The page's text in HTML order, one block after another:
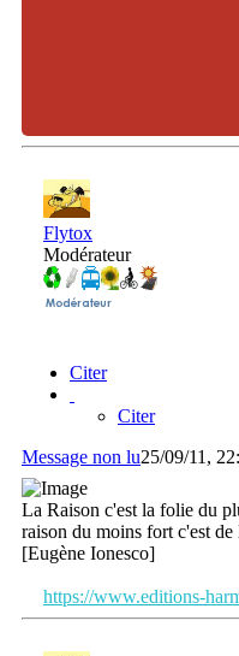
Flytox
Modérateur
Citer
Citer
Message non lu25/09/11,
La Raison c'est la folie du
raison du moins fort c'est de
[Eugène Ionesco]
https://www.editions-